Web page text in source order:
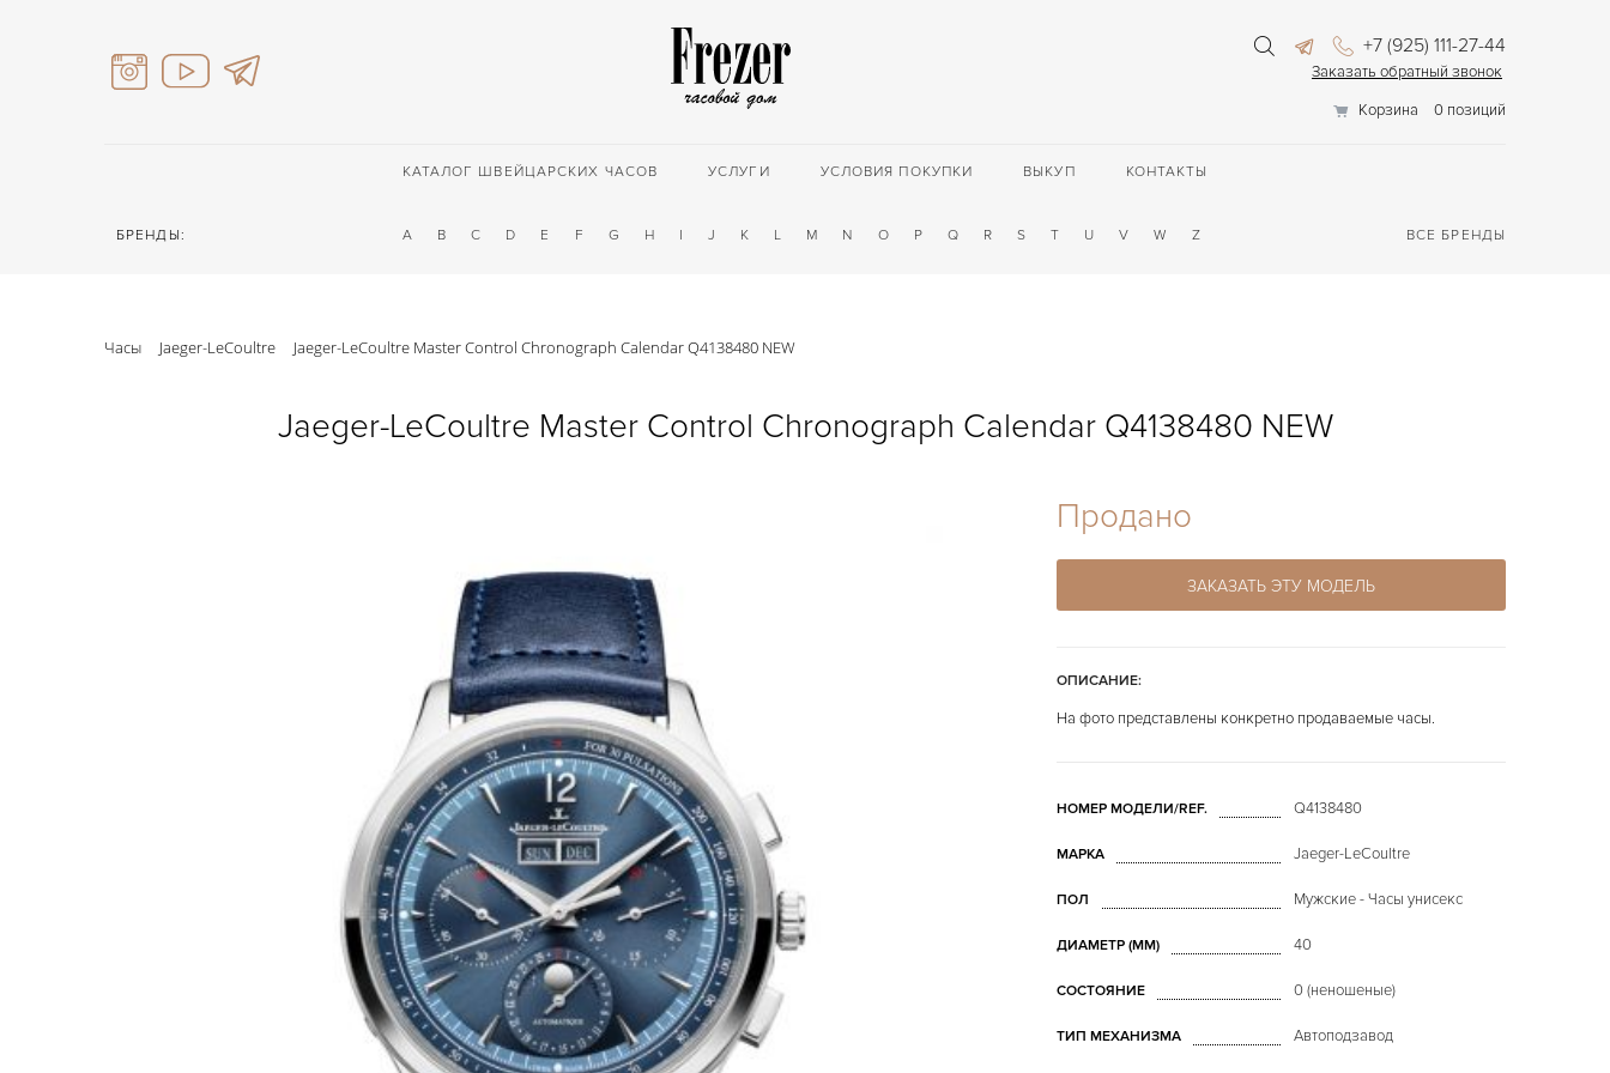
+7 (925) 111-27-44
Заказать обратный звонок
Корзина
0 позиций
КАТАЛОГ ШВЕЙЦАРСКИХ ЧАСОВ УСЛУГИ УСЛОВИЯ ПОКУПКИ ВЫКУП КОНТАКТЫ
БРЕНДЫ: A B C D E F G H I J K L M N O P Q R S T U V W Z ВСЕ БРЕНДЫ
Часы Jaeger-LeCoultre Jaeger-LeCoultre Master Control Chronograph Calendar Q4138480 NEW
Jaeger-LeCoultre Master Control Chronograph Calendar Q4138480 NEW
Продано
ЗАКАЗАТЬ ЭТУ МОДЕЛЬ
ОПИСАНИЕ:
На фото представлены конкретно продаваемые часы.
НОМЕР МОДЕЛИ/REF. Q4138480
МАРКА Jaeger-LeCoultre
ПОЛ Мужские - Часы унисекс
ДИАМЕТР (MM) 40
СОСТОЯНИЕ 0 (неношеные)
ТИП МЕХАНИЗМА Автоподзавод